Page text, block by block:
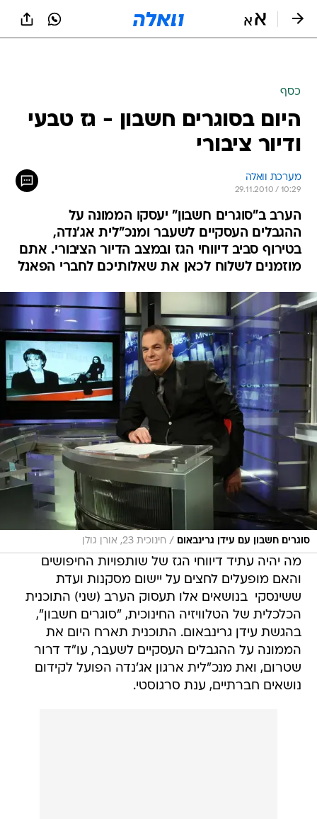
כסף
היום בסוגרים חשבון - גז טבעי
ודיור ציבורי
מערכת וואלה
29.11.2010 / 10:29
הערב ב"סוגרים חשבון" יעסקו הממונה על
ההגבלים העסקיים לשעבר ומנכ"לית אג'נדה,
בטירוף סביב דיווחי הגז ובמצב הדיור הציבורי. אתם
מוזמנים לשלוח לכאן את שאלותיכם לחברי הפאנל
סוגרים חשבון עם עידן גרינבאום / חינוכית 23, אורן גולן
מה יהיה עתיד דיווחי הגז של שותפויות החיפושים
והאם מופעלים לחצים על יישום מסקנות ועדת
ששינסקי  בנושאים אלו תעסוק הערב (שני) התוכנית
הכלכלית של הטלוויזיה החינוכית, "סוגרים חשבון",
בהגשת עידן גרינבאום. התוכנית תארח היום את
הממונה על ההגבלים העסקיים לשעבר, עו"ד דרור
שטרום, ואת מנכ"לית ארגון אג'נדה הפועל לקידום
נושאים חברתיים, ענת סרגוסטי.